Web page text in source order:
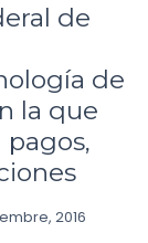
de
de
la que
2016